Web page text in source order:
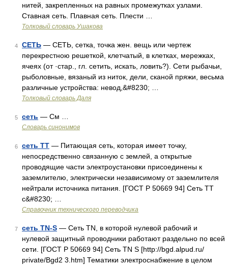
нитей, закрепленных на равных промежутках узлами.
Ставная сеть. Плавная сеть. Плести …
Толковый словарь Ушакова
4 СЕТЬ — СЕТЬ, сетка, точка жен. вещь или чертеж
перекрестною решеткой, клетчатый, в клетках, мережках,
ячеях (от ·стар., гл. сетить, искать, ловить?). Сети рыбачьи,
рыболовные, вязаный из ниток, дели, сканой пряжи, весьма
различные устройства: невод,&#8230; …
Толковый словарь Даля
5 сеть — См …
Словарь синонимов
6 сеть ТТ — Питающая сеть, которая имеет точку,
непосредственно связанную с землей, а открытые
проводящие части электроустановки присоединены к
заземлителю, электрически независимому от заземлителя
нейтрали источника питания. [ГОСТ Р 50669 94] Сеть ТТ
с&#8230; …
Справочник технического переводчика
7 сеть TN-S — Сеть TN, в которой нулевой рабочий и
нулевой защитный проводники работают раздельно по всей
сети. [ГОСТ Р 50669 94] Сеть TN S [http://bgd.alpud.ru/
private/Bgd2 3.htm] Тематики электроснабжение в целом